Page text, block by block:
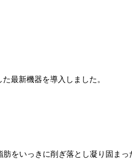
最新機器を導入しました。
をいっきに削ぎ落とし凝り固ま